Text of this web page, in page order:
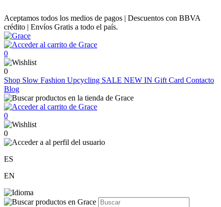
Aceptamos todos los medios de pagos | Descuentos con BBVA
crédito | Envíos Gratis a todo el país.
0
0
Shop Slow Fashion Upcycling SALE NEW IN Gift Card Contacto
Blog
0
0
ES
EN